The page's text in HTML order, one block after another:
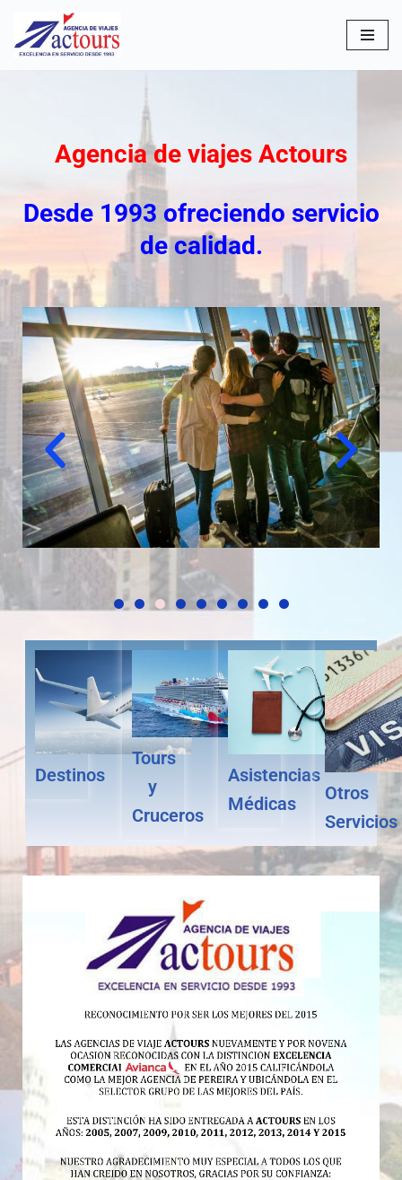
Saltar
Agencia de viajes Actours
Desde 1993 ofreciendo servicio
de calidad.
Destinos
Tours
y
Cruceros
Asistencias
Médicas
Otros
Servicios